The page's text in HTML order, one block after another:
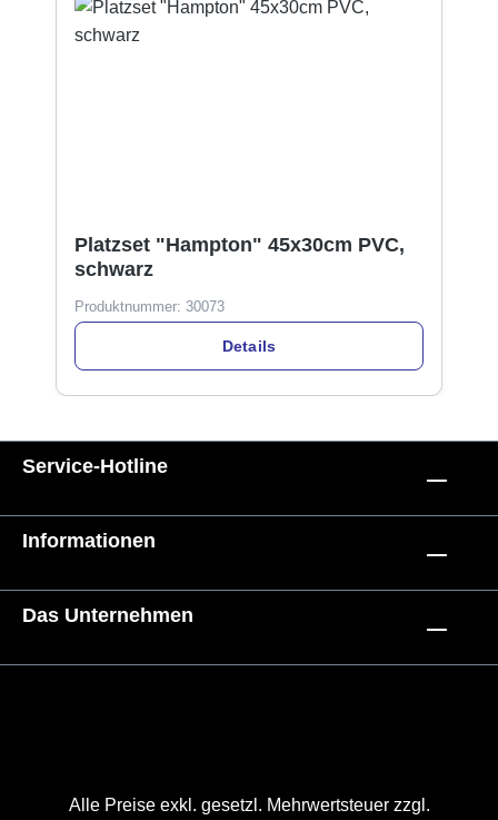
Platzset "Hampton" 45x30cm PVC,
schwarz
Produktnummer: 30073
Details
Service-Hotline
Informationen
Das Unternehmen
Alle Preise exkl. gesetzl. Mehrwertsteuer zzgl.